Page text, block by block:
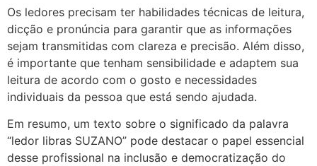
Os ledores precisam ter habilidades técnicas de leitura,
dicção e pronúncia para garantir que as informações
sejam transmitidas com clareza e precisão. Além disso,
é importante que tenham sensibilidade e adaptem sua
leitura de acordo com o gosto e necessidades
individuais da pessoa que está sendo ajudada.
Em resumo, um texto sobre o significado da palavra
“ledor libras SUZANO” pode destacar o papel essencial
desse profissional na inclusão e democratização do